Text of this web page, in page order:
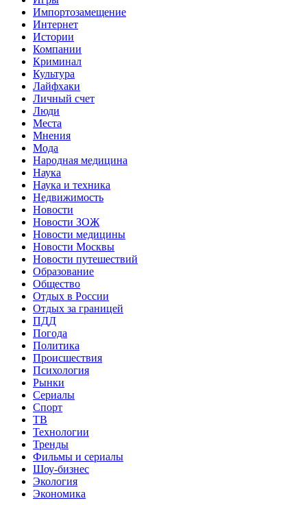
Импортозамещение
Интернет
Истории
Компании
Криминал
Культура
Лайфхаки
Личный счет
Люди
Места
Мнения
Мода
Народная медицина
Наука
Наука и техника
Недвижимость
Новости
Новости ЗОЖ
Новости медицины
Новости Москвы
Новости путешествий
Образование
Общество
Отдых в России
Отдых за границей
ПДД
Погода
Политика
Происшествия
Психология
Рынки
Сериалы
Спорт
ТВ
Технологии
Тренды
Фильмы и сериалы
Шоу-бизнес
Экология
Экономика